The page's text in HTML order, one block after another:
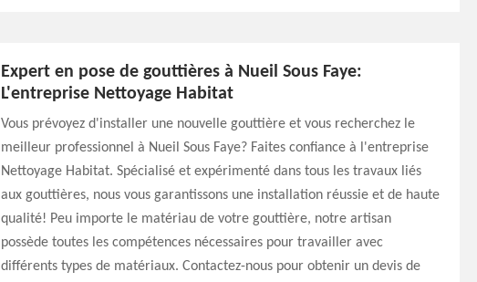
Expert en pose de gouttières à Nueil Sous Faye:
L'entreprise Nettoyage Habitat
Vous prévoyez d'installer une nouvelle gouttière et vous recherchez le
meilleur professionnel à Nueil Sous Faye? Faites confiance à l'entreprise
Nettoyage Habitat. Spécialisé et expérimenté dans tous les travaux liés
aux gouttières, nous vous garantissons une installation réussie et de haute
qualité! Peu importe le matériau de votre gouttière, notre artisan
possède toutes les compétences nécessaires pour travailler avec
différents types de matériaux. Contactez-nous pour obtenir un devis de